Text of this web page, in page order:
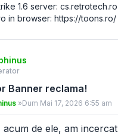
1.6 server: cs.retrotech.ro
in browser: https://toons.ro/
Banner reclama!
»Dum Mai 17, 2026 6:55 am
acum de ele, am